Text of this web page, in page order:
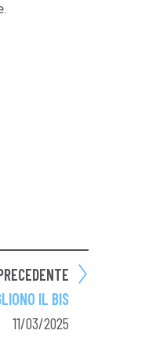
IL BIS
11/03/2025